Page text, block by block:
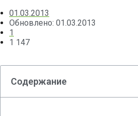
01.03.2013
Обновлено: 01.03.2013
1
1 147
Содержание